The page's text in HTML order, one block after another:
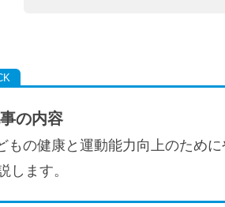
の内容
もの健康と運動能力向上のため
します。